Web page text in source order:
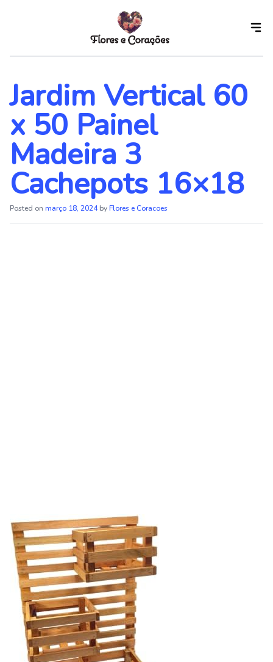
content
Jardim Vertical 60
x 50 Painel
Madeira 3
Cachepots 16×18
Posted on março 18, 2024 byFlores e Coracoes